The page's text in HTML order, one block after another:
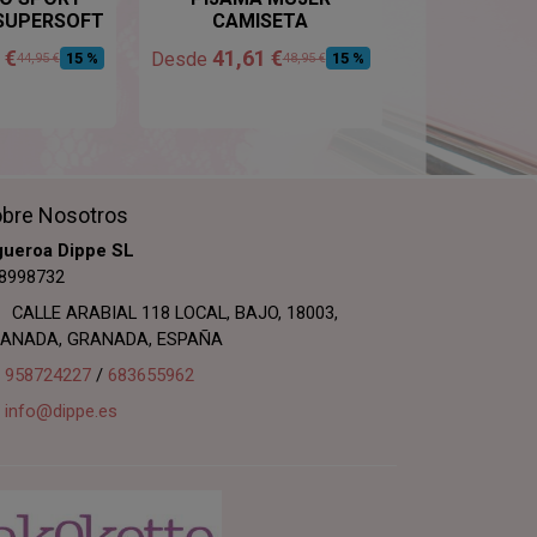
€44,95 € 15 %
CAMISETA
Desde 41,61 €48,95 € 15 %
Nosotros
Dippe SL
CALLE ARABIAL 118 LOCAL, BAJO, 18003,
GRANADA, ESPAÑA
958724227 / 683655962
info@dippe.es